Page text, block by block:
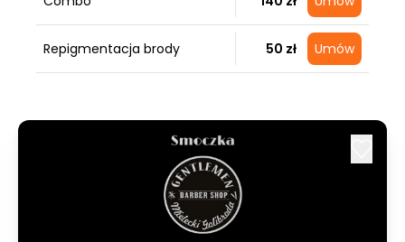
Repigmentacja brody 50 zł Umów